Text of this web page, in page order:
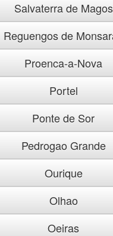
Salvaterra de Magos
Reguengos de
Proenca-a-Nova
Portel
Ponte de Sor
Pedrogao Grande
Ourique
Olhao
Oeiras